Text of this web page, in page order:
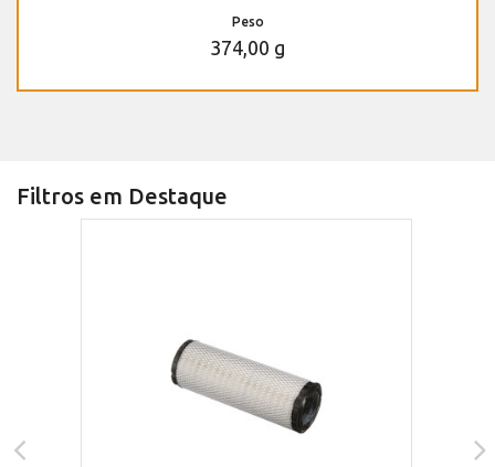
Peso
374,00 g
Filtros em Destaque